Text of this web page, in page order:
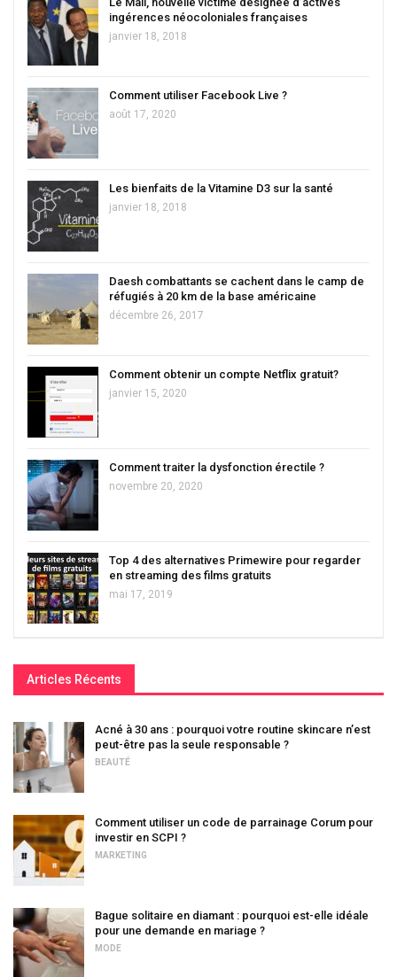
ingérences néocoloniales françaises
janvier 18, 2018
Comment utiliser Facebook Live ?
août 17, 2020
Les bienfaits de la Vitamine D3 sur la santé
janvier 18, 2018
Daesh combattants se cachent dans le camp de
réfugiés à 20 km de la base américaine
décembre 26, 2017
Comment obtenir un compte Netflix gratuit?
janvier 15, 2020
Comment traiter la dysfonction érectile ?
novembre 20, 2020
Top 4 des alternatives Primewire pour regarder
en streaming des films gratuits
mai 17, 2019
Articles Récents
Acné à 30 ans : pourquoi votre routine skincare n’est
peut-être pas la seule responsable ?
BEAUTÉ
Comment utiliser un code de parrainage Corum pour
investir en SCPI ?
MARKETING
Bague solitaire en diamant : pourquoi est-elle idéale
pour une demande en mariage ?
MODE